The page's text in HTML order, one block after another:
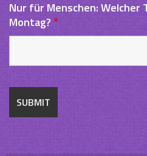
Nur für Menschen: Welcher
Montag?*